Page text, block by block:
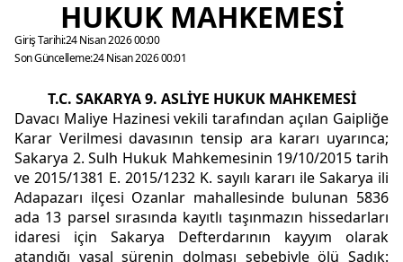
HUKUK MAHKEMESİ
Giriş Tarihi:24 Nisan 2026 00:00
Son Güncelleme:24 Nisan 2026 00:01
T.C. SAKARYA 9. ASLİYE HUKUK MAHKEMESİ
Davacı Maliye Hazinesi vekili tarafından açılan Gaipliğe
Karar Verilmesi davasının tensip ara kararı uyarınca;
Sakarya 2. Sulh Hukuk Mahkemesinin 19/10/2015 tarih
ve 2015/1381 E. 2015/1232 K. sayılı kararı ile Sakarya ili
Adapazarı ilçesi Ozanlar mahallesinde bulunan 5836
ada 13 parsel sırasında kayıtlı taşınmazın hissedarları
idaresi için Sakarya Defterdarının kayyım olarak
atandığı yasal sürenin dolması sebebiyle ölü Sadık: